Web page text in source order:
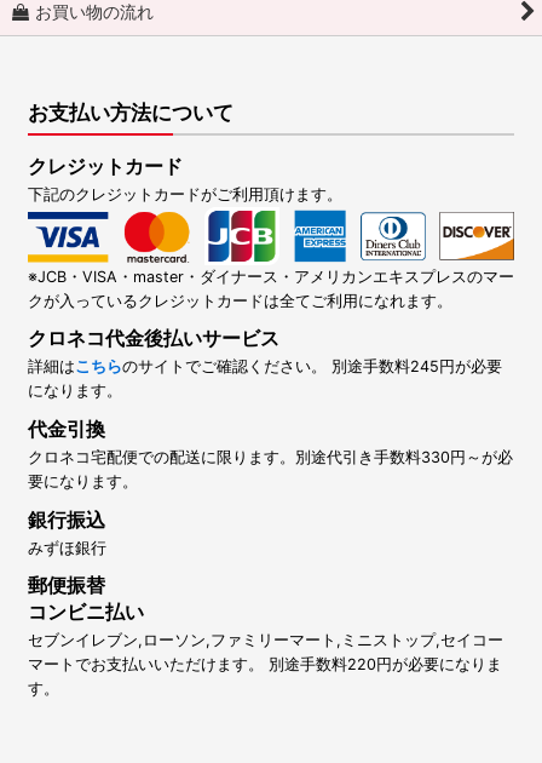
お買い物の流れ
お支払い方法について
クレジットカード
下記のクレジットカードがご利用頂けます。
※JCB・VISA・master・ダイナース・アメリカンエキスプレスのマー
クが入っているクレジットカードは全てご利用になれます。
クロネコ代金後払いサービス
詳細はこちらのサイトでご確認ください。 別途手数料245円が必要
になります。
代金引換
クロネコ宅配便での配送に限ります。別途代引き手数料330円～が必
要になります。
銀行振込
みずほ銀行
郵便振替
コンビニ払い
セブンイレブン,ローソン,ファミリーマート,ミニストップ,セイコー
マートでお支払いいただけます。 別途手数料220円が必要になりま
す。